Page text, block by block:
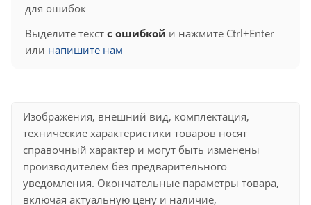
для ошибок
Выделите текст с ошибкой и нажмите Ctrl+Enter
или напишите нам
Изображения, внешний вид, комплектация,
технические характеристики товаров носят
справочный характер и могут быть изменены
производителем без предварительного
уведомления. Окончательные параметры товара,
включая актуальную цену и наличие,